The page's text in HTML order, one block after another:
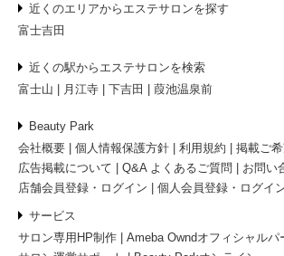
近くのエリアからエステサロンを探す
富士吉田
近くの駅からエステサロンを検索
富士山
月江寺 下吉田 葭池温泉前
Beauty Park
会社概要
個人情報保護方針 利用規約
掲載ご
広告掲載について
Q&A よくあるご質問
お問い
店舗会員登録・ログイン
個人会員登録・ログイ
サービス
サロン専用HP制作
Ameba Owndオフィシャルパ